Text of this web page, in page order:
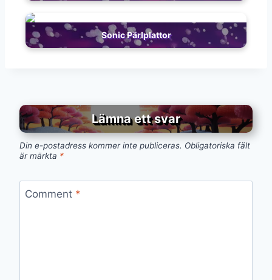
Sonic Pärlplattor
Lämna ett svar
Din e-postadress kommer inte publiceras. Obligatoriska fält
är märkta *
Comment *